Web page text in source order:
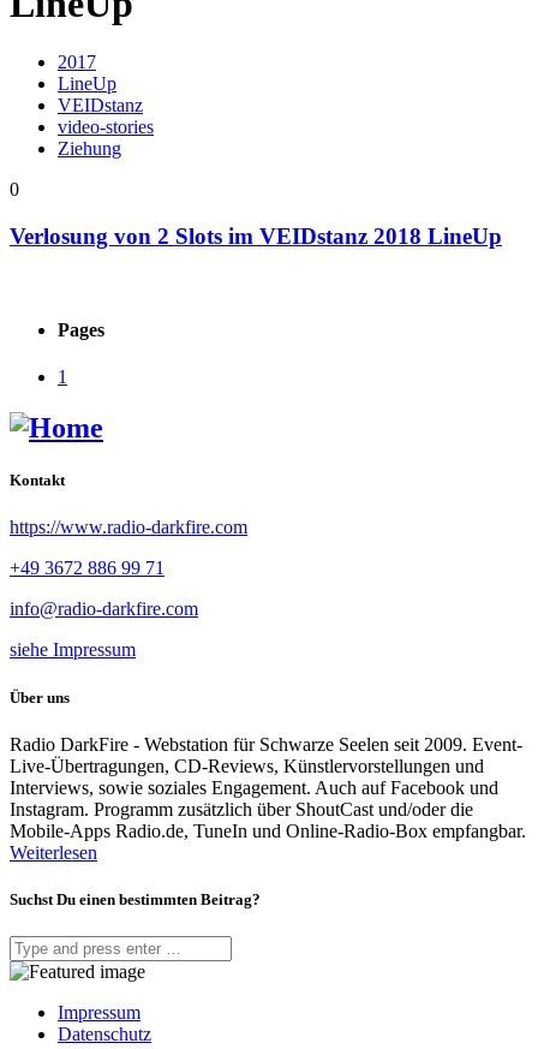
2017
LineUp
VEIDstanz
video-stories
Ziehung
0
Verlosung von 2 Slots im VEIDstanz 2018 LineUp
Pages
1
Kontakt
https://www.radio-darkfire.com
+49 3672 886 99 71
info@radio-darkfire.com
siehe Impressum
Über uns
Radio DarkFire - Webstation für Schwarze Seelen seit 2009. Event-
Live-Übertragungen, CD-Reviews, Künstlervorstellungen und
Interviews, sowie soziales Engagement. Auch auf Facebook und
Instagram. Programm zusätzlich über ShoutCast und/oder die
Mobile-Apps Radio.de, TuneIn und Online-Radio-Box empfangbar.
Weiterlesen
Suchst Du einen bestimmten Beitrag?
Impressum
Datenschutz